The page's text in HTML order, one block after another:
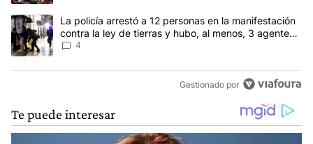
Un artículo de tendencia con el título "La policía arrestó a 12
La policía arrestó a 12 personas en la manifestación
contra la ley de tierras y hubo, al menos, 3 agentes
heridos
4
Gestionado por